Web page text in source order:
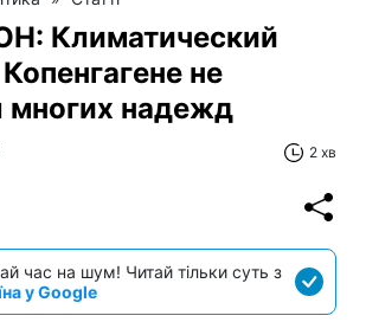
Климатический
не
многих надежд
2 хв
час на шум! Читай тільки суть з
у Google